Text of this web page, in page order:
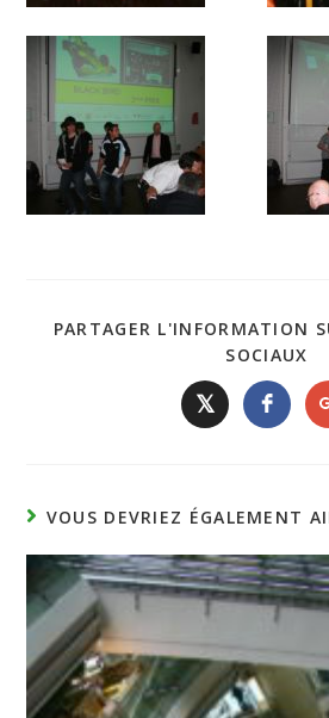
PARTAGER L'INFORMATION
SOCIAUX
𝕏
VOUS DEVRIEZ ÉGALEMENT